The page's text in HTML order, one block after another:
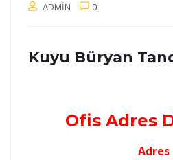
ADMIN 0
Kuyu Büryan
Ofis Adres
Adres